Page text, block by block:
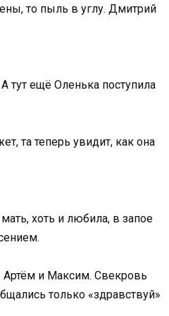
то пыль в углу. Дмитрий
тут ещё Оленька поступила
та теперь увидит, как она
хоть и любила, в запое
Артём и Максим. Свекровь
только «здравствуй»